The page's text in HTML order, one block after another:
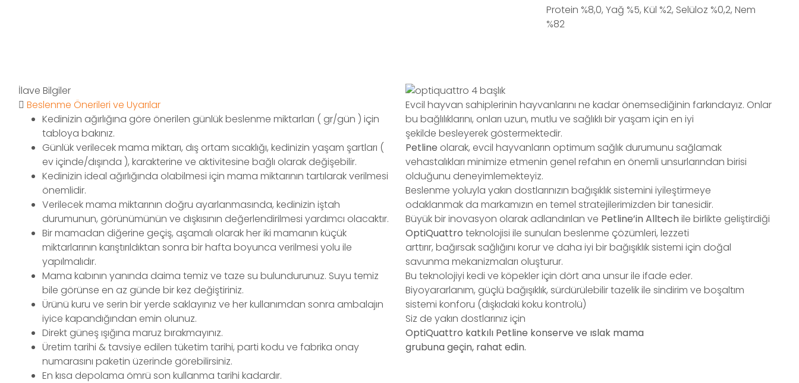
Protein %8,0, Yağ %5, Kül %2, Selüloz %0,2, Nem
%82
İlave Bilgiler
Beslenme Önerileri ve Uyarılar
Kedinizin ağırlığına göre önerilen günlük beslenme miktarları ( gr/gün ) için
tabloya bakınız.
Günlük verilecek mama miktarı, dış ortam sıcaklığı, kedinizin yaşam şartları (
ev içinde/dışında ), karakterine ve aktivitesine bağlı olarak değişebilir.
Kedinizin ideal ağırlığında olabilmesi için mama miktarının tartılarak verilmesi
önemlidir.
Verilecek mama miktarının doğru ayarlanmasında, kedinizin iştah
durumunun, görünümünün ve dışkısının değerlendirilmesi yardımcı olacaktır.
Bir mamadan diğerine geçiş, aşamalı olarak her iki mamanın küçük
miktarlarının karıştırıldıktan sonra bir hafta boyunca verilmesi yolu ile
yapılmalıdır.
Mama kabının yanında daima temiz ve taze su bulundurunuz. Suyu temiz
bile görünse en az günde bir kez değiştiriniz.
Ürünü kuru ve serin bir yerde saklayınız ve her kullanımdan sonra ambalajın
iyice kapandığından emin olunuz.
Direkt güneş ışığına maruz bırakmayınız.
Üretim tarihi & tavsiye edilen tüketim tarihi, parti kodu ve fabrika onay
numarasını paketin üzerinde görebilirsiniz.
En kısa depolama ömrü son kullanma tarihi kadardır.
Evcil hayvan sahiplerinin hayvanlarını ne kadar önemsediğinin farkındayız. Onlar
bu bağlılıklarını, onları uzun, mutlu ve sağlıklı bir yaşam için en iyi
şekilde besleyerek göstermektedir.
Petline olarak, evcil hayvanların optimum sağlık durumunu sağlamak
vehastalıkları minimize etmenin genel refahın en önemli unsurlarından birisi
olduğunu deneyimlemekteyiz.
Beslenme yoluyla yakın dostlarınızın bağışıklık sistemini iyileştirmeye
odaklanmak da markamızın en temel stratejilerimizden bir tanesidir.
Büyük bir inovasyon olarak adlandırılan ve Petline’in Alltechile birlikte geliştirdiği
OptiQuattro teknolojisi ile sunulan beslenme çözümleri, lezzeti
arttırır, bağırsak sağlığını korur ve daha iyi bir bağışıklık sistemi için doğal
savunma mekanizmaları oluşturur.
Bu teknolojiyi kedi ve köpekler için dört ana unsur ile ifade eder.
Biyoyararlanım, güçlü bağışıklık, sürdürülebilir tazelik ile sindirim ve boşaltım
sistemi konforu (dışkıdaki koku kontrolü)
Siz de yakın dostlarınız için
OptiQuattro katkılı Petline konserve ve ıslak mama
grubuna geçin, rahat edin.